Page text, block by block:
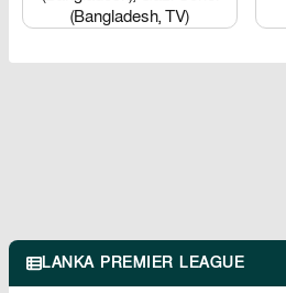
(Bangladesh, TV)
LANKA PREMIER LEAGUE